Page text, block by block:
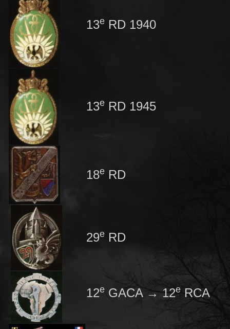
13e RD 1940
13e RD 1945
18e RD
29e RD
12e GACA → 12eRCA